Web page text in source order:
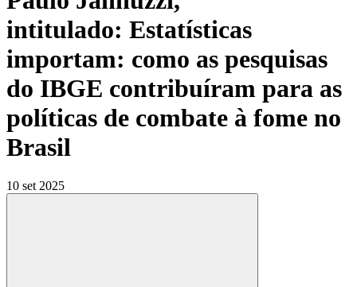
intitulado: Estatísticas
importam: como as pesquisas
do IBGE contribuíram para as
políticas de combate à fome no
Brasil
10 set 2025